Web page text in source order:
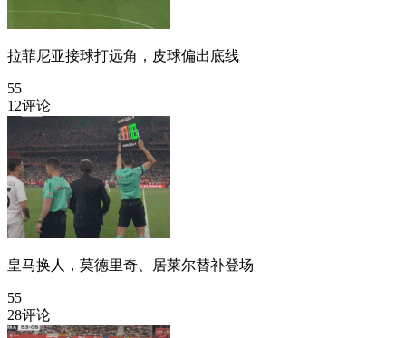
拉菲尼亚接球打远角，皮球偏出底线
55
12评论
皇马换人，莫德里奇、居莱尔替补登场
55
28评论